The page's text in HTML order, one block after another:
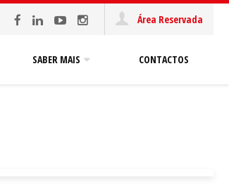
Área Reservada
SABER MAIS CONTACTOS